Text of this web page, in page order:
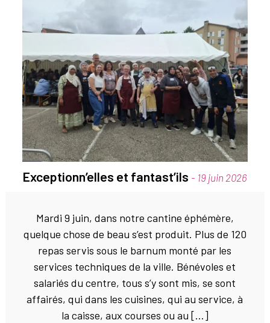
Exceptionn’elles et fantast’ils - 19 juin 2026
Mardi 9 juin, dans notre cantine éphémère,
quelque chose de beau s’est produit. Plus de 120
repas servis sous le barnum monté par les
services techniques de la ville. Bénévoles et
salariés du centre, tous s’y sont mis, se sont
affairés, qui dans les cuisines, qui au service, à
la caisse, aux courses ou au […]